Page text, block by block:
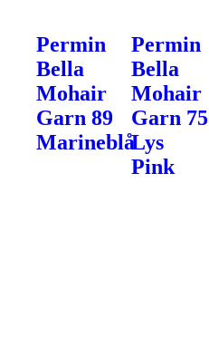
Permin
Bella
Mohair
Garn 89
Marineblå
Permin
Bella
Mohair
Garn 75
Lys
Pink